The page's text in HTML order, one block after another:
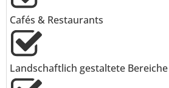
Cafés & Restaurants
Landschaftlich gestaltete Bereiche